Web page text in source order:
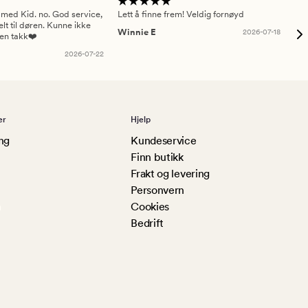
Kid. no. God service,
til døren. Kunne ikke
takk❤️
2026-07-22
Lett å finne frem! Veldig fornøyd
Winnie E
2026-07-18
Hjelp
Kundeservice
Finn butikk
Frakt og levering
Personvern
Cookies
Bedrift